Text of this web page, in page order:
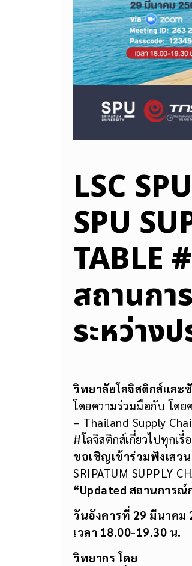
LSC
SPU
TABLE
สถานกา
ระหว่าง
วิทยาลัยโลจิสติกส์แล
โดยความร่วมมือกับ โด
– Thailand Supply
#โลจิสติกส์เกี่ยวไปทุกเรื่
ขอเชิญเข้าร่วมฟังเสว
SRIPATUM SUPPLY
“Updated สถานการณ์
วันอังคารที่ 29 มีนาคม
เวลา 18.00-19.30 น.
วิทยากร โดย